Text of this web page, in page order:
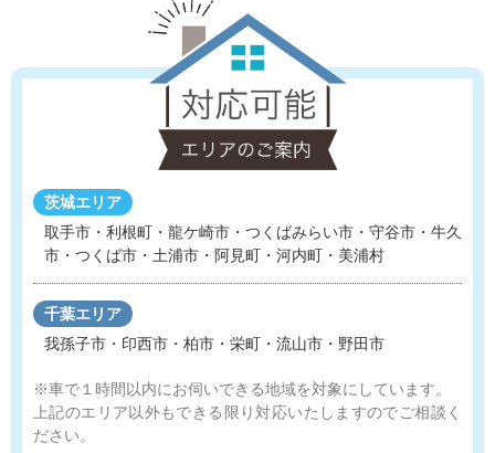
茨城エリア
取手市・利根町・龍ケ崎市・つくばみらい市・守谷市 ・ 牛久
市・つくば市・土浦市・阿見町・河内町・美浦村
千葉エリア
我孫子市・印西市・柏市・栄町・流山市・野田市
※車で１時間以内にお伺いできる地域を対象にしています。
上記のエリア以外もできる限り対応いたしますのでご相談く
ださい。